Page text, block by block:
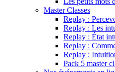
Master Classes
Replay :
Replay : Les
Replay : État
Replay :
Replay :
Pack 5 master